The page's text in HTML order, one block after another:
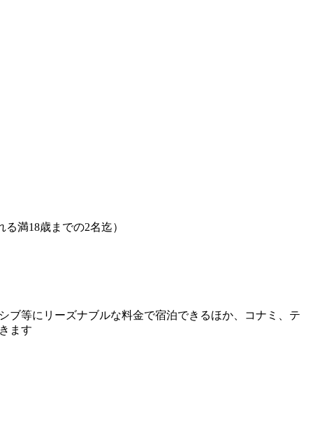
満18歳までの2名迄）
等にリーズナブルな料金で宿泊できるほか、コナミ、テ
ます